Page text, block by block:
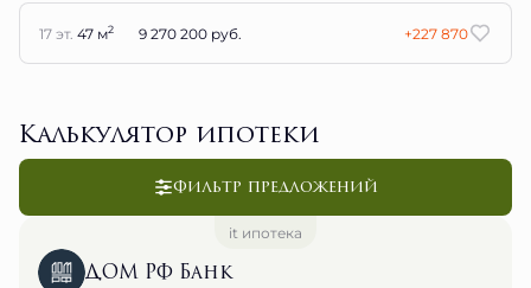
17 эт. 47 м2 9 270 200 руб. +227 870
Калькулятор ипотеки
Фильтр предложений
it ипотека
ДОМ РФ Банк